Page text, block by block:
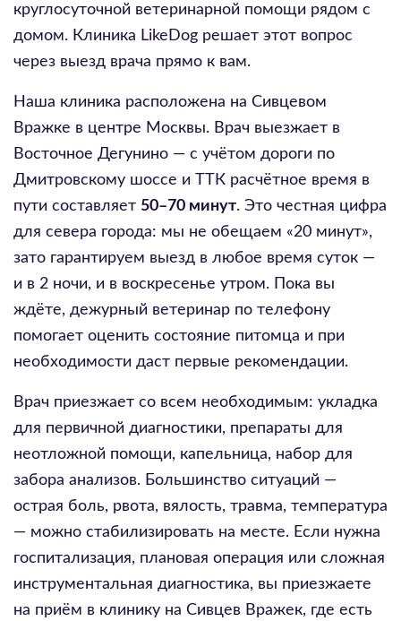
круглосуточной ветеринарной помощи рядом с
домом. Клиника LikeDog решает этот вопрос
через выезд врача прямо к вам.
Наша клиника расположена на Сивцевом
Вражке в центре Москвы. Врач выезжает в
Восточное Дегунино — с учётом дороги по
Дмитровскому шоссе и ТТК расчётное время в
пути составляет 50–70 минут. Это честная цифра
для севера города: мы не обещаем «20 минут»,
зато гарантируем выезд в любое время суток —
и в 2 ночи, и в воскресенье утром. Пока вы
ждёте, дежурный ветеринар по телефону
помогает оценить состояние питомца и при
необходимости даст первые рекомендации.
Врач приезжает со всем необходимым: укладка
для первичной диагностики, препараты для
неотложной помощи, капельница, набор для
забора анализов. Большинство ситуаций —
острая боль, рвота, вялость, травма, температура
— можно стабилизировать на месте. Если нужна
госпитализация, плановая операция или сложная
инструментальная диагностика, вы приезжаете
на приём в клинику на Сивцев Вражек, где есть